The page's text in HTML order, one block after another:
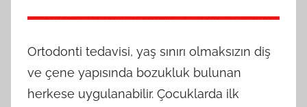
Ortodonti tedavisi, yaş sınırı olmaksızın diş
ve çene yapısında bozukluk bulunan
herkese uygulanabilir. Çocuklarda ilk